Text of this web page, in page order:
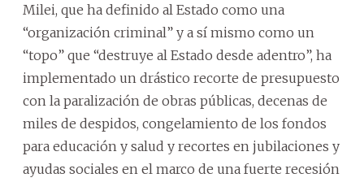
Milei, que ha definido al Estado como una
“organización criminal” y a sí mismo como un
“topo” que “destruye al Estado desde adentro”, ha
implementado un drástico recorte de presupuesto
con la paralización de obras públicas, decenas de
miles de despidos, congelamiento de los fondos
para educación y salud y recortes en jubilaciones y
ayudas sociales en el marco de una fuerte recesión